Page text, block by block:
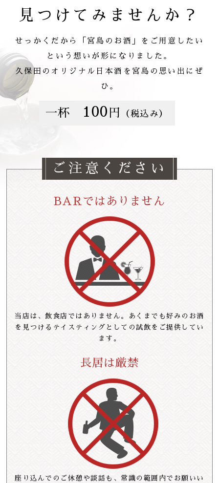
見つけてみませんか？
せっかくだから「宮島のお酒」をご用意したい
という想いが形になりました。
久保田のオリジナル日本酒を宮島の思い出にぜ
ひ。
一杯 100 円 （税込み）
ご注意ください
BARではありません
当店は、飲食店ではありません。
あくまでも好みのお酒
を見つける テイスティングとしての試飲をご提供してい
ます。
長居は厳禁
座り込んでのご休憩や談話も、常識の範囲内でお願いい